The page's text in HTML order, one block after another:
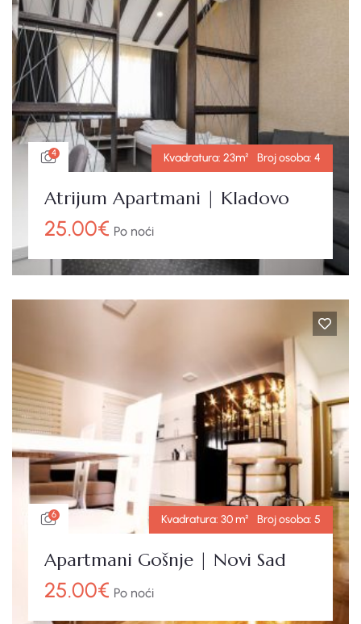
4 Kvadratura: 23m² Broj osoba: 4
Atrijum Apartmani | Kladovo
25.00€ Po noći
6 Kvadratura: 30 m² Broj osoba: 5
Apartmani Gošnje | Novi Sad
25.00€ Po noći